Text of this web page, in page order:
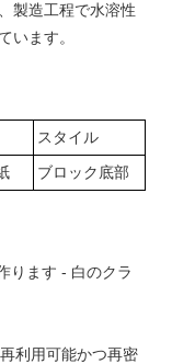
製造工程で水溶性
います。
スタイル
ブロック底部
ります - 白のクラ
利用可能かつ再密